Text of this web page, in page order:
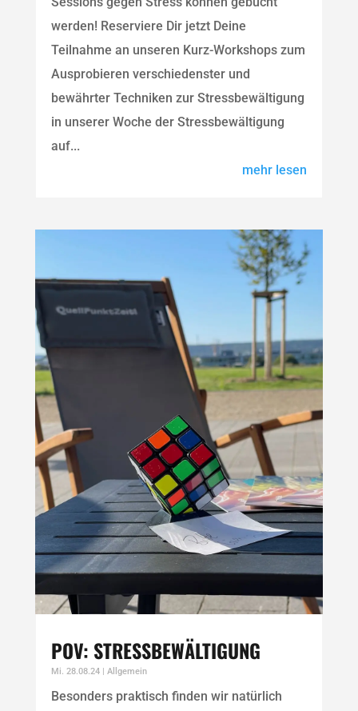
werden! Reserviere Dir jetzt Deine
Teilnahme an unseren Kurz-Workshops zum
Ausprobieren verschiedenster und
bewährter Techniken zur Stressbewältigung
in unserer Woche der Stressbewältigung
auf...
mehr lesen
POV: STRESSBEWÄLTIGUNG
Mi. 28.08.24| Allgemein
Besonders praktisch finden wir natürlich